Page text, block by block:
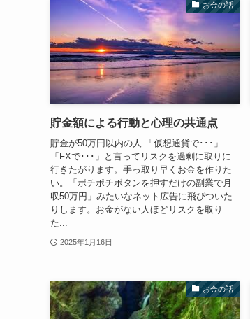
お金の話
貯金額による行動と心理の共通点
貯金が50万円以内の人 「仮想通貨で･･･」
「FXで･･･」と言ってリスクを過剰に取りに
行きたがります。手っ取り早くお金を作りた
い。「ポチポチボタンを押すだけの副業で月
収50万円」みたいなネット広告に飛びついた
りします。お金がない人ほどリスクを取り
た...
2025年1月16日
お金の話